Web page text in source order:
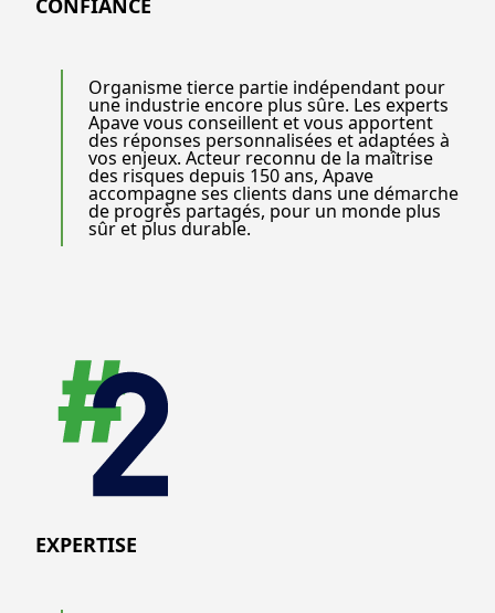
Organisme tierce partie indépendant pour
une industrie encore plus sûre. Les experts
Apave vous conseillent et vous apportent
des réponses personnalisées et adaptées à
vos enjeux. Acteur reconnu de la maîtrise
des risques depuis 150 ans, Apave
accompagne ses clients dans une démarche
de progrès partagés, pour un monde plus
sûr et plus durable.
EXPERTISE